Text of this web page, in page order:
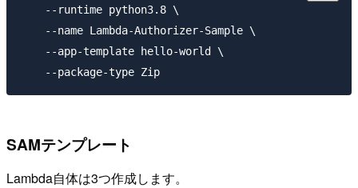
    --runtime python3.8 \
    --name Lambda-Authorizer-Sample \
    --app-template hello-world \
SAMテンプレート
Lambda自体は3つ作成します。